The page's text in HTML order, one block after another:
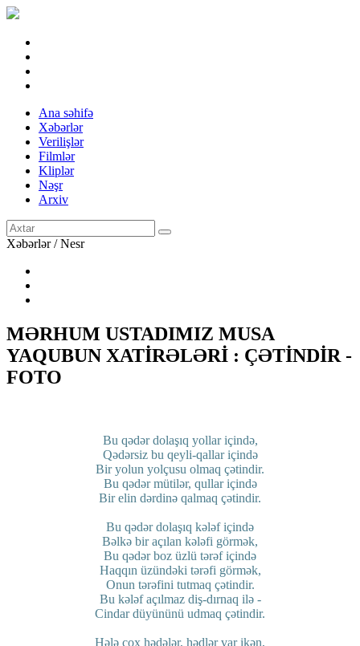
Ana səhifə
Xəbərlər
Verilişlər
Filmlər
Kliplər
Nəşr
Arxiv
Xəbərlər / Nesr
MƏRHUM USTADIMIZ MUSA
YAQUBUN XATİRƏLƏRİ : ÇƏTİNDİR -
FOTO
Bu qədər dolaşıq yollar içində,
Qədərsiz bu qeyli-qallar içində
Bir yolun yolçusu olmaq çətindir.
Bu qədər mütilər, qullar içində
Bir elin dərdinə qalmaq çətindir.
Bu qədər dolaşıq kələf içində
Bəlkə bir açılan kələfi görmək,
Bu qədər boz üzlü tərəf içində
Haqqın üzündəki tərəfi görmək,
Onun tərəfini tutmaq çətindir.
Bu kələf açılmaz diş-dırnaq ilə -
Cindar düyününü udmaq çətindir.
Hələ çox hədələr, hədlər var ikən,